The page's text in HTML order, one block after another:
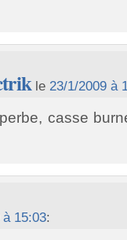
le 23/1/2009 à
casse
15:03: